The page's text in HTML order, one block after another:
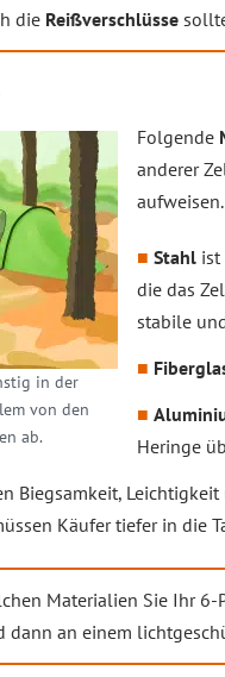
die Reißverschlüsse
in der
von den
ab.
Folgende
anderer
aufweisen.
Stahl ist
die das
stabile
Heringe
Biegsamkeit,
Käufer tiefer in die
Materialien Sie Ihr
dann an einem